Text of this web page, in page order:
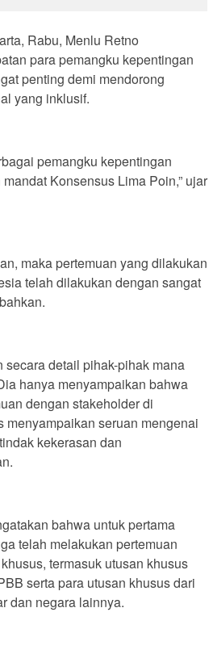
Rabu, Menlu Retno
para pemangku kepentingan
penting demi mendorong
yang inklusif.
pemangku kepentingan
Konsensus Lima Poin,” ujar
maka pertemuan yang dilakukan
telah dilakukan dengan sangat
secara detail pihak-pihak mana
hanya menyampaikan bahwa
dengan stakeholder di
menyampaikan seruan mengenai
kekerasan dan
bahwa untuk pertama
telah melakukan pertemuan
termasuk utusan khusus
serta para utusan khusus dari
dan negara lainnya.